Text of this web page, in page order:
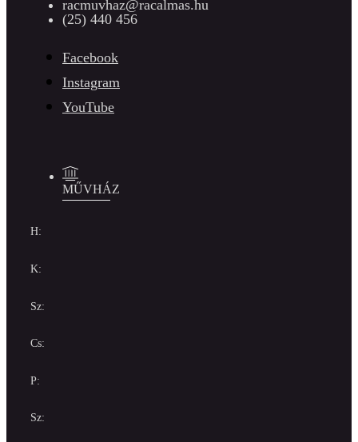
racmuvhaz@racalmas.hu
(25) 440 456
Facebook
Instagram
YouTube
MŰVHÁZ
H:
K:
Sz:
Cs:
P:
Sz: